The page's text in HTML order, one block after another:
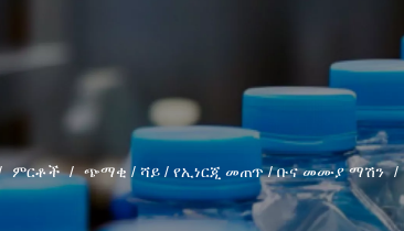
ምርቶች / ጭማቂ / ሻይ / የኢነርጂ መጠጥ / ቡና መሙያ ማሽን /